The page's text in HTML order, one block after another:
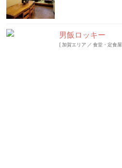
男飯ロッキー
[ 加賀エリア ／ 食堂・定食屋